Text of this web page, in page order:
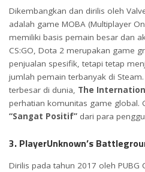
Dikembangkan dan dirilis oleh
adalah game MOBA (Multiplayer
memiliki basis pemain besar dan
CS:GO, Dota 2 merupakan game
penjualan spesifik, tetapi tetap
jumlah pemain terbanyak di
terbesar di dunia, The
perhatian komunitas game global.
“Sangat Positif” dari para
3. PlayerUnknown’s
Dirilis pada tahun 2017 oleh PUBG